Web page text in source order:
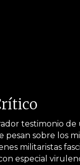
testimonio
pesan sobre los
militaristas
especial